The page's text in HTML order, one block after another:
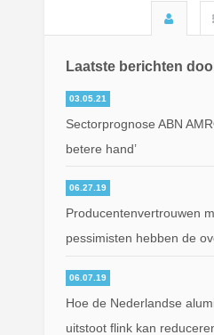
Laatste berichten
03.05.21
Sectorprognose ABN
betere hand’
06.27.19
Producentenvertrouwen
pessimisten hebben de
06.07.19
Hoe de Nederlandse
uitstoot flink kan